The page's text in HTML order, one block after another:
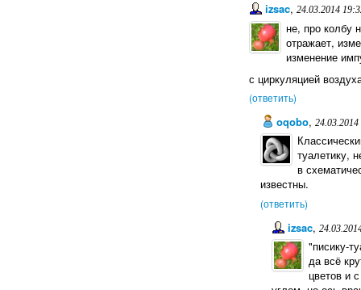
izsac, 24.03.2014
не, про колбу
отражает,
изменение
с циркуляцией
(ответить)
oqobo,
туалетику,
в
известны.
(ответить)
izsac,
"писику-
да всё
цветов и